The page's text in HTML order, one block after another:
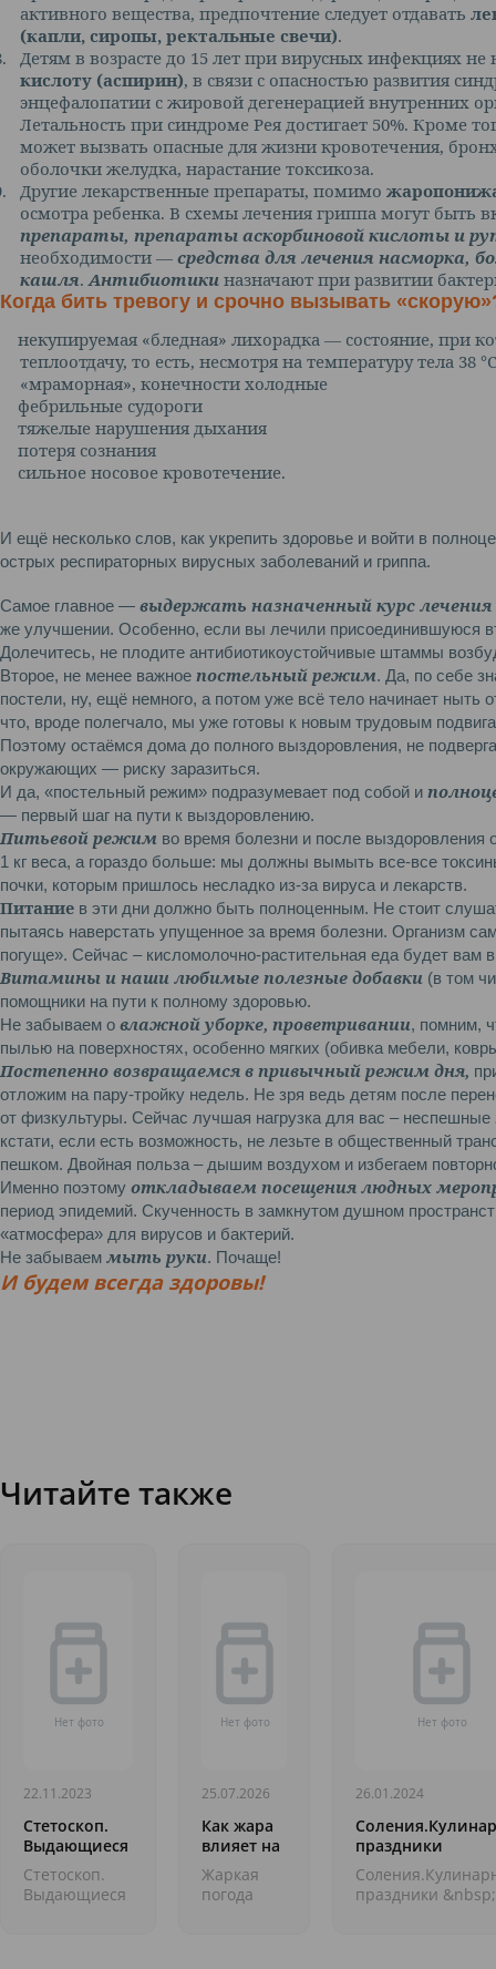
активного вещества, предпочтение следует отдавать
(капли, сиропы, ректальные свечи).
Детям в возрасте до 15 лет при вирусных инфекциях
кислоту (аспирин), в связи с опасностью развития
энцефалопатии с жировой дегенерацией внутренних
Летальность при синдроме Рея достигает 50%. Кроме
может вызвать опасные для жизни кровотечения,
оболочки желудка, нарастание токсикоза.
Другие лекарственные препараты, помимо
осмотра ребенка. В схемы лечения гриппа могут быть
препараты, препараты аскорбиновой кислоты и
необходимости —средства для лечения насморка,
кашля.Антибиотики назначают при развитии
Когда бить тревогу и срочно вызывать
некупируемая «бледная» лихорадка — состояние, при
теплоотдачу, то есть, несмотря на температуру тела 38
«мраморная», конечности холодные
фебрильные судороги
тяжелые нарушения дыхания
потеря сознания
сильное носовое кровотечение.
И ещё несколько слов, как укрепить здоровье и войти в
острых респираторных вирусных заболеваний и гриппа.
Самое главное — выдержать назначенный курс лечения
же улучшении. Особенно, если вы лечили присоединившуюся
Долечитесь, не плодите антибиотикоустойчивые штаммы
Второе, не менее важное постельный режим. Да, по себе
постели, ну, ещё немного, а потом уже всё тело начинает ныть
что, вроде полегчало, мы уже готовы к новым трудовым
Поэтому остаёмся дома до полного выздоровления, не
окружающих — риску заразиться.
И да, «постельный режим» подразумевает под собой и
— первый шаг на пути к выздоровлению.
Питьевой режим во время болезни и после
1 кг веса, а гораздо больше: мы должны вымыть все-все
почки, которым пришлось несладко из-за вируса и лекарств.
Питание в эти дни должно быть полноценным. Не стоит
пытаясь наверстать упущенное за время болезни. Организм
погуще». Сейчас – кисломолочно-растительная еда будет вам
Витамины и наши любимые полезные добавки (в том
помощники на пути к полному здоровью.
Не забываем о влажной уборке, проветривании, помним,
пылью на поверхностях, особенно мягких (обивка мебели,
Постепенно возвращаемся в привычный режим дня,
отложим на пару-тройку недель. Не зря ведь детям после
от физкультуры. Сейчас лучшая нагрузка для вас – неспешные
кстати, если есть возможность, не лезьте в общественный
пешком. Двойная польза – дышим воздухом и избегаем
Именно поэтому откладываем посещения людных
период эпидемий. Скученность в замкнутом душном
«атмосфера» для вирусов и бактерий.
Не забываем мыть руки. Почаще!
И будем всегда здоровы!
Читайте также
22.11.2023
Стетоскоп.
Выдающиеся
медицинские
открытия
Стетоскоп.
Выдающиеся
25.07.2026
Как жара
влияет на
общее
состояние
организма
Жаркая
погода
26.01.2024
праздники
праздники &nbsp;